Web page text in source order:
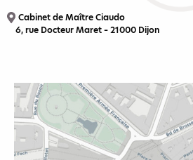
Cabinet de Maître Ciaudo
6, rue Docteur Maret – 21000 Dijon